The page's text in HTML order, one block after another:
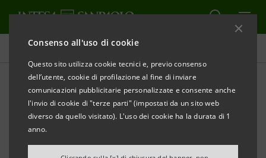
Consenso all'uso di cookie
Questo sito utilizza cookie tecnici e, previo consenso
dell’utente, cookie di profilazione al fine di inviare
comunicazioni pubblicitarie personalizzate e consente anche
l'invio di cookie di "terze parti" (impostati da un sito web
diverso da quello visitato). L'uso dei cookie ha la durata di 1
anno.
Tutti gli eventi sostenuti dalla banca
INNOVAZIONE
NS: il potere dell'intelligenza